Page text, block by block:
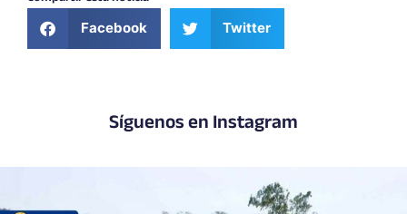
Facebook Twitter
Síguenos en Instagram